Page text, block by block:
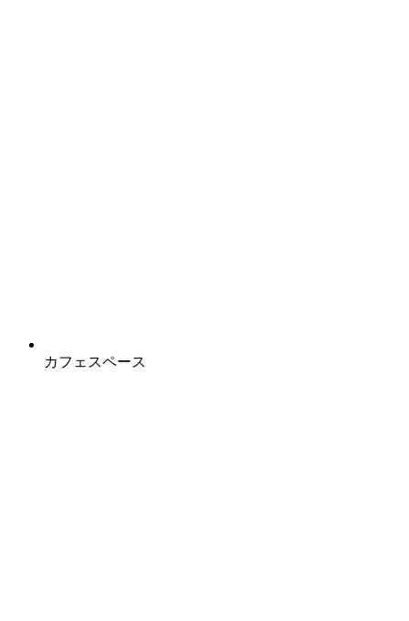
カフェスペース